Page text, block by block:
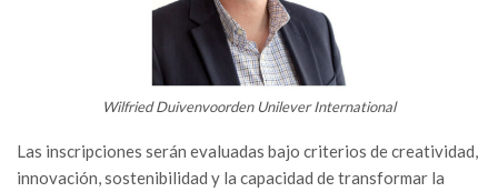
Wilfried Duivenvoorden Unilever International
Las inscripciones serán evaluadas bajo criterios de creatividad,
innovación, sostenibilidad y la capacidad de transformar la